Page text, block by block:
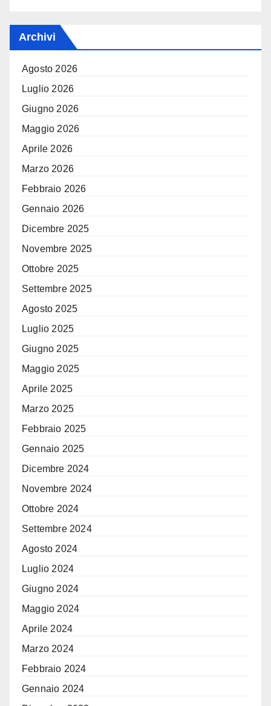
Archivi
Agosto 2026
Luglio 2026
Giugno 2026
Maggio 2026
Aprile 2026
Marzo 2026
Febbraio 2026
Gennaio 2026
Dicembre 2025
Novembre 2025
Ottobre 2025
Settembre 2025
Agosto 2025
Luglio 2025
Giugno 2025
Maggio 2025
Aprile 2025
Marzo 2025
Febbraio 2025
Gennaio 2025
Dicembre 2024
Novembre 2024
Ottobre 2024
Settembre 2024
Agosto 2024
Luglio 2024
Giugno 2024
Maggio 2024
Aprile 2024
Marzo 2024
Febbraio 2024
Gennaio 2024